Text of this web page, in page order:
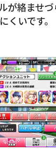
が絡ませ
くいです。